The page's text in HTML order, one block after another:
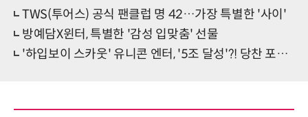
TWS(투어스) 공식 팬클럽 명 42…가장 특별한 '사이'
방예담X윈터, 특별한 '감성 입맞춤' 선물
'하입보이 스카웃' 유니콘 엔터, '5조 달성'?! 당찬 포부 눈길